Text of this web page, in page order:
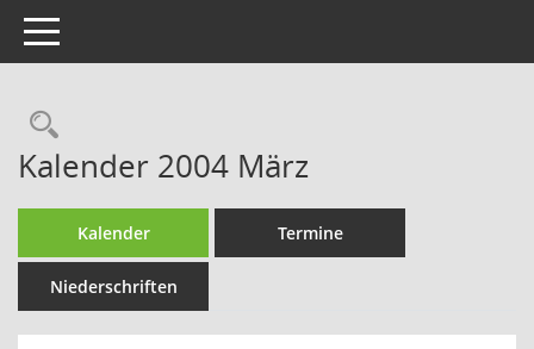
Toggle navigation
Rechercheauswahl
Kalender 2004 März
Kalender Termine
Niederschriften